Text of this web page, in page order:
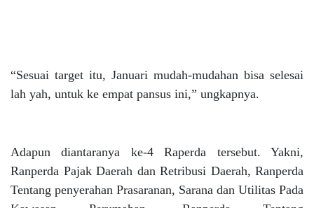
“Sesuai target itu, Januari mudah-mudahan bisa selesai
lah yah, untuk ke empat pansus ini,” ungkapnya.
Adapun diantaranya ke-4 Raperda tersebut. Yakni,
Ranperda Pajak Daerah dan Retribusi Daerah, Ranperda
Tentang penyerahan Prasaranan, Sarana dan Utilitas Pada